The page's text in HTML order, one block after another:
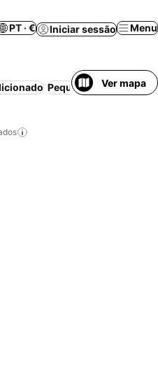
PT · € Iniciar sessão Menu
Pequeno-almoço
Ver mapa